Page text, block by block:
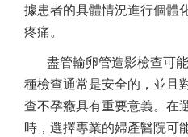
據患者的具體情況進行個體
疼痛。
盡管輸卵管造影檢查可
種檢查通常是安全的，並且
查不孕癥具有重要意義。在
時，選擇專業的婦產醫院可